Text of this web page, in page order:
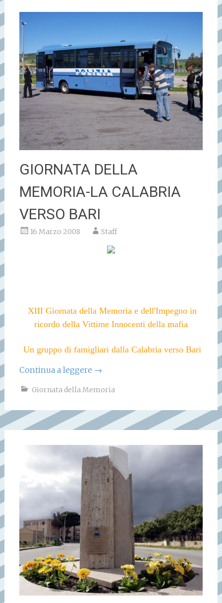
GIORNATA DELLA
MEMORIA-LA CALABRIA
VERSO BARI
16 Marzo 2008 Staff
XIII Giornata della Memoria e dell'Impegno in
ricordo della Vittime Innocenti della mafia
Un gruppo di famigliari dalla Calabria verso Bari
Continua a leggere →
Giornata della Memoria